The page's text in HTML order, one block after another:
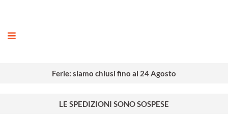
Ferie: siamo chiusi fino al 24 Agosto
LE SPEDIZIONI SONO SOSPESE